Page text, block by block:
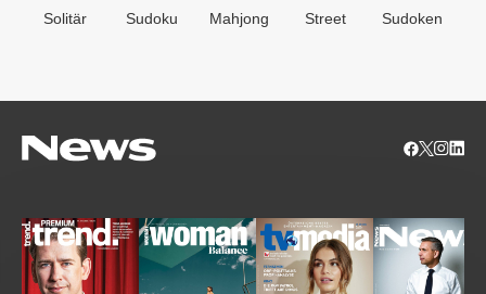
Solitär Sudoku Mahjong Street Sudoken